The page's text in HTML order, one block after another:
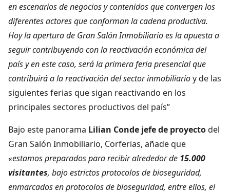
en escenarios de negocios y contenidos que convergen los
diferentes actores que conforman la cadena productiva.
Hoy la apertura de Gran Salón Inmobiliario es la apuesta a
seguir contribuyendo con la reactivación económica del
país y en este caso, será la primera feria presencial que
contribuirá a la reactivación del sector inmobiliarioy de las
siguientes ferias que sigan reactivando en los
principales sectores productivos del país”
Bajo este panorama Lilian Conde jefe de proyectodel
Gran Salón Inmobiliario, Corferias, añade que
«estamos preparados para recibir alrededor de 15.000
visitantes, bajo estrictos protocolos de bioseguridad,
enmarcados en protocolos de bioseguridad, entre ellos, el